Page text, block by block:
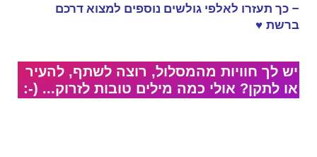
– כך תעזרו לאלפי גולשים נוספים למצוא דרכם
ברשת ♥
יש לך חוויות מהמסלול, רוצה לשתף, להעיר
או לתקן? אולי כמה מילים טובות לזרוק... (-: